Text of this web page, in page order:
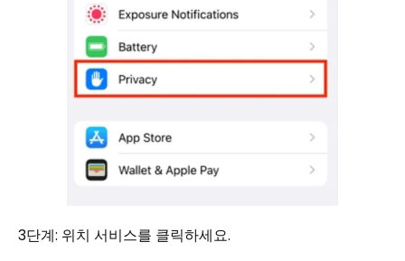
3단계: 위치 서비스를 클릭하세요.